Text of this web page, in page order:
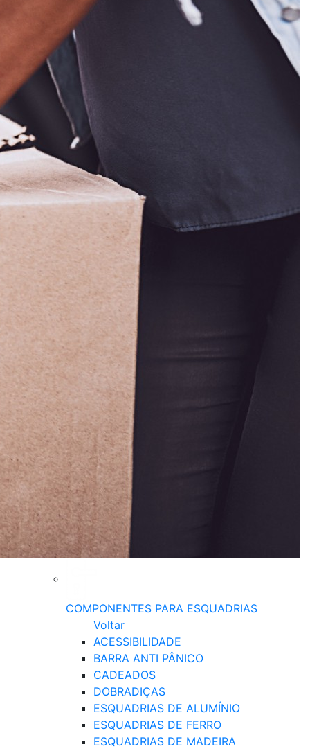
COMPONENTES PARA ESQUADRIAS
Voltar
ACESSIBILIDADE
BARRA ANTI PÂNICO
CADEADOS
DOBRADIÇAS
ESQUADRIAS DE ALUMÍNIO
ESQUADRIAS DE FERRO
ESQUADRIAS DE MADEIRA